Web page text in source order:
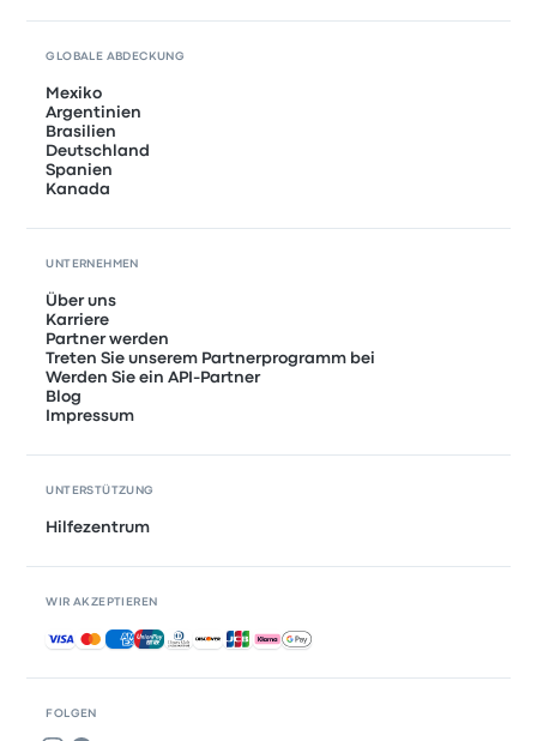
FOLGEN
GLOBALE ABDECKUNG
Mexiko
Argentinien
Brasilien
Deutschland
Spanien
Kanada
UNTERNEHMEN
Über uns
Karriere
Partner werden
Treten Sie unserem Partnerprogramm bei
Werden Sie ein API-Partner
Blog
Impressum
UNTERSTÜTZUNG
Hilfezentrum
WIR AKZEPTIEREN
Akzeptierte Zahlungsmethoden